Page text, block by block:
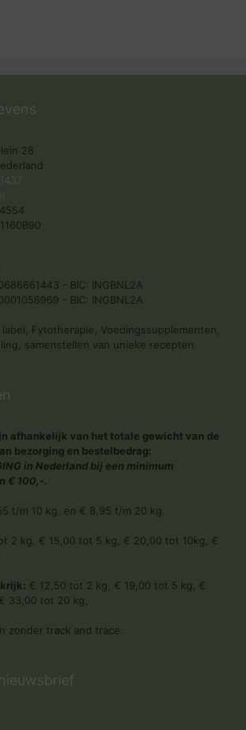
28
- BIC: INGBNL2A
- BIC: INGBNL2A
Fytotherapie, Voedingssupplementen,
samenstellen van unieke recepten.
afhankelijk van het totale gewicht van de
bezorging en bestelbedrag:
in Nederland bij een minimum
€ 100,-.
t/m 10 kg, en € 8,95 t/m 20 kg.
2 kg, € 15,00 tot 5 kg, € 20,00 tot 10kg, €
€ 12,50 tot 2 kg, € 19,00 tot 5 kg, €
33,00 tot 20 kg,
zonder track and trace.